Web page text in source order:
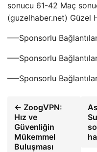
sonucu 61-42 Maç
(guzelhaber.net) Güzel
—–Sponsorlu
—–Sponsorlu
—–Sponsorlu
← ZoogVPN:
Hız ve
Güvenliğin
Mükemmel
Buluşması